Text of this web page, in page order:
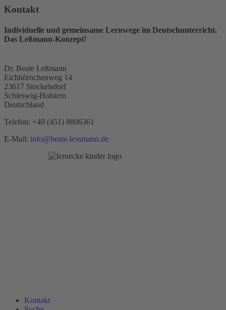
Kontakt
Individuelle und gemeinsame Lernwege im Deutschunterricht.
Das Leßmann-Konzept!
Dr. Beate Leßmann
Eichhörnchenweg 14
23617 Stockelsdorf
Schleswig-Holstein
Deutschland
Telefon: +49 (451) 8806361
E-Mail: info@beate-lessmann.de
Kontakt